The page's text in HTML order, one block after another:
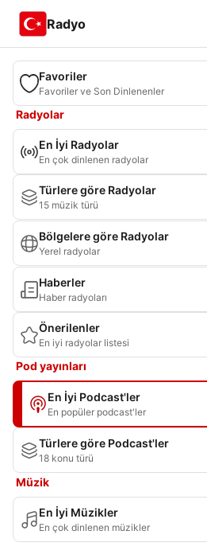
Radyo
Favoriler
Favoriler ve Son Dinlenenler
Radyolar
En İyi Radyolar
En çok dinlenen radyolar
Türlere göre Radyolar
15 müzik türü
Bölgelere göre Radyolar
Yerel radyolar
Haberler
Haber radyoları
Önerilenler
En iyi radyolar listesi
Pod yayınları
En İyi Podcast'ler
En popüler podcast'ler
Türlere göre Podcast'ler
18 konu türü
Müzik
En İyi Müzikler
En çok dinlenen müzikler